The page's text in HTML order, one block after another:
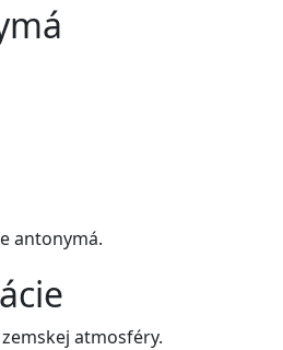
antonymá.
atmosféry.